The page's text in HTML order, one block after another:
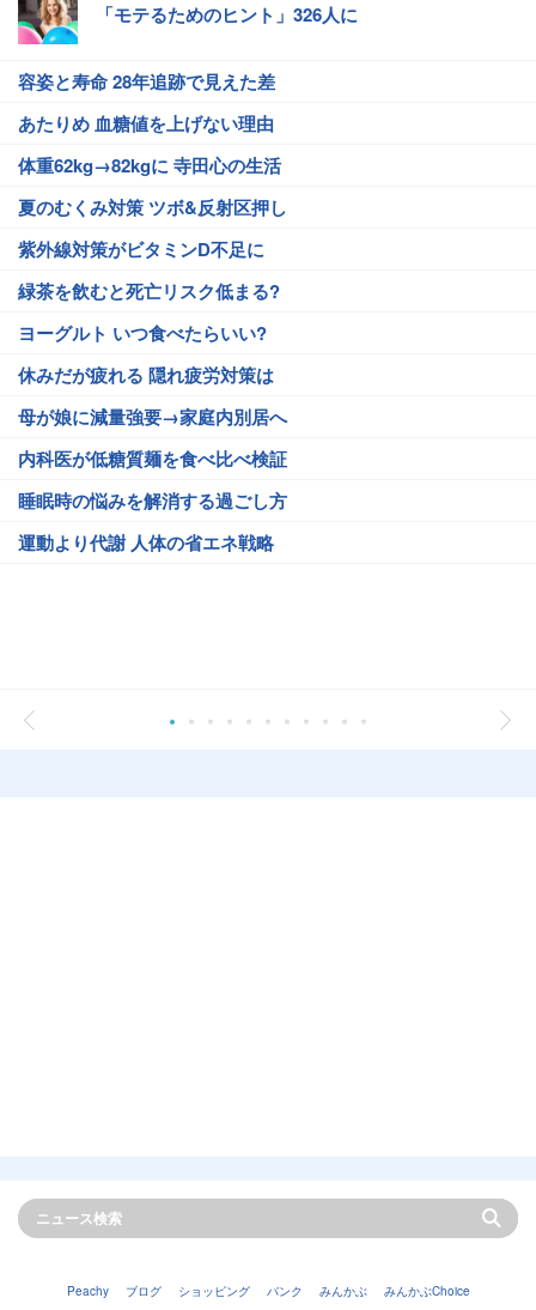
「モテるためのヒント」326人に
容姿と寿命 28年追跡で見えた差
あたりめ 血糖値を上げない理由
体重62kg→82kgに 寺田心の生活
夏のむくみ対策 ツボ&反射区押し
紫外線対策がビタミンD不足に
緑茶を飲むと死亡リスク低まる?
ヨーグルト いつ食べたらいい?
休みだが疲れる 隠れ疲労対策は
母が娘に減量強要→家庭内別居へ
内科医が低糖質麺を食べ比べ検証
睡眠時の悩みを解消する過ごし方
運動より代謝 人体の省エネ戦略
Peachy ブログ ショッピング バンク みんかぶ みんかぶChoice